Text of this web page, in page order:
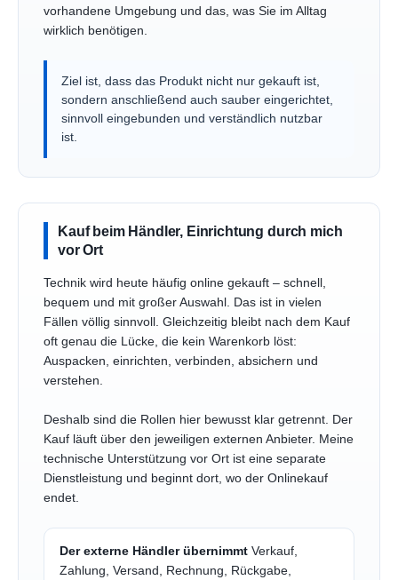
vorhandene Umgebung und das, was Sie im Alltag
wirklich benötigen.
Ziel ist, dass das Produkt nicht nur gekauft ist,
sondern anschließend auch sauber eingerichtet,
sinnvoll eingebunden und verständlich nutzbar
ist.
Kauf beim Händler, Einrichtung durch mich
vor Ort
Technik wird heute häufig online gekauft – schnell,
bequem und mit großer Auswahl. Das ist in vielen
Fällen völlig sinnvoll. Gleichzeitig bleibt nach dem Kauf
oft genau die Lücke, die kein Warenkorb löst:
Auspacken, einrichten, verbinden, absichern und
verstehen.
Deshalb sind die Rollen hier bewusst klar getrennt. Der
Kauf läuft über den jeweiligen externen Anbieter. Meine
technische Unterstützung vor Ort ist eine separate
Dienstleistung und beginnt dort, wo der Onlinekauf
endet.
Der externe Händler übernimmt Verkauf,
Zahlung, Versand, Rechnung, Rückgabe,